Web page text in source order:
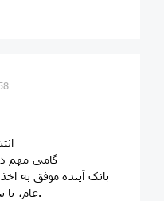
گامی مهم
بانک آینده موفق به
عام، تا سقف 2,200,000 میلیارد ریال شد.